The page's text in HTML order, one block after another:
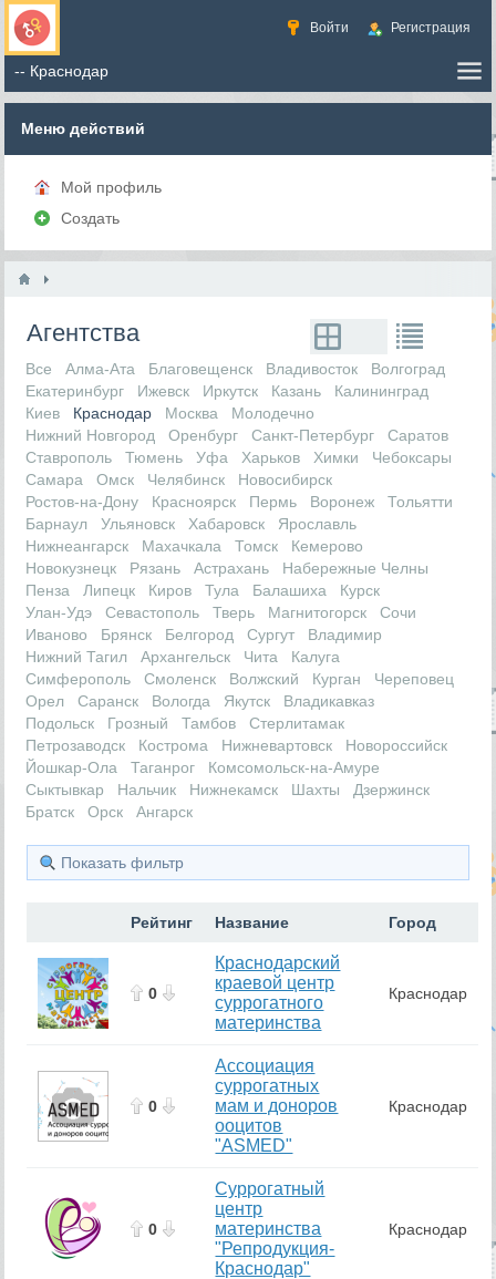
Войти Регистрация
Меню действий
Мой профиль
Создать
Агентства
Все Алма-Ата Благовещенск Владивосток
Волгоград
Екатеринбург
Ижевск Иркутск Казань
Калининград
Киев
Краснодар Москва
Молодечно
Нижний Новгород
Оренбург Санкт-Петербург
Саратов
Ставрополь
Тюмень Уфа Харьков Химки
Чебоксары
Самара
Омск Челябинск
Новосибирск
Ростов-на-Дону
Красноярск Пермь Воронеж
Тольятти
Барнаул
Ульяновск Хабаровск
Ярославль
Нижнеангарск
Махачкала Томск
Кемерово
Новокузнецк
Рязань Астрахань
Набережные Челны
Пенза
Липецк Киров Тула Балашиха
Курск
Улан-Удэ
Севастополь Тверь Магнитогорск
Сочи
Иваново
Брянск Белгород Сургут
Владимир
Нижний Тагил
Архангельск Чита
Калуга
Симферополь
Смоленск Волжский Курган
Череповец
Орел
Саранск Вологда Якутск
Владикавказ
Подольск
Грозный Тамбов
Стерлитамак
Петрозаводск
Кострома Нижневартовск
Новороссийск
Йошкар-Ола
Таганрог
Комсомольск-на-Амуре
Сыктывкар
Нальчик Нижнекамск Шахты
Дзержинск
Братск
Орск Ангарск
Показать фильтр
Рейтинг Название Город
0
Краснодарский
краевой центр
суррогатного
материнства
Краснодар
0
Ассоциация
суррогатных
мам и доноров
ооцитов
"ASMED"
Краснодар
0
Суррогатный
центр
материнства
"Репродукция-
Краснодар"
Краснодар